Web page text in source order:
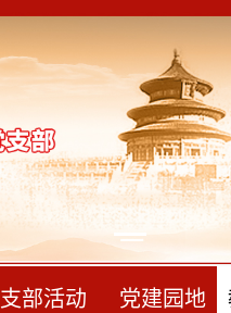
支部活动 党建园地